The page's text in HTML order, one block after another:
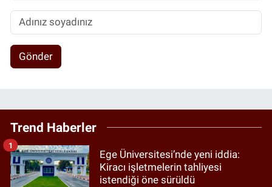
Gönder
Trend Haberler
Ege Üniversitesi’nde yeni iddia:
Kiracı işletmelerin tahliyesi
istendiği öne sürüldü
1